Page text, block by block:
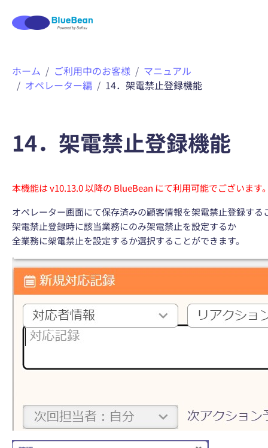
ホーム ご利用中のお客様
マニュアル
オペレーター編
14．架電禁止登録機能
14．架電禁止登録機能
本機能は v10.13.0 以降の BlueBean にて利用可能でございます
オペレーター画面にて保存済みの顧客情報を架電禁止登録する
架電禁止登録時に該当業務にのみ架電禁止を設定するか
全業務に架電禁止を設定するか選択することができます。